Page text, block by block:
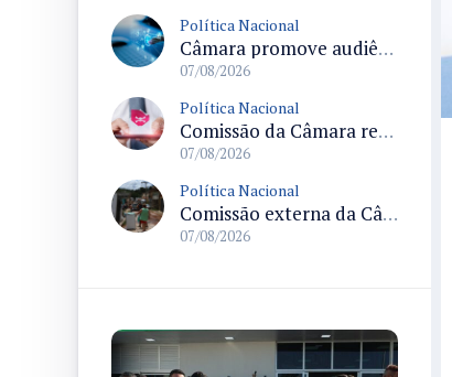
Política Nacional
Câmara promove audiência sobre Marco de Fomento à Economia Digital e impactos da inteligência artificial
07/08/2026
Política Nacional
Comissão da Câmara realiza audiência sobre apostas online para medir o tamanho do mercado ilegal
07/08/2026
Política Nacional
Comissão externa da Câmara convoca audiência pública sobre chuvas na Zona da Mata de Minas Gerais e impactos em Juiz de Fora
07/08/2026